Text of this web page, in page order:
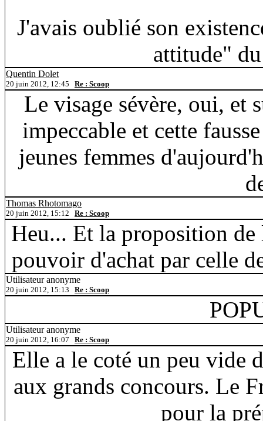
J'avais oublié son
attitude"
Quentin Dolet
20 juin 2012, 12:45 Re : Scoop
Le visage sévère, oui, et
impeccable et cette
jeunes femmes
Thomas Rhotomago
20 juin 2012, 15:12 Re : Scoop
Heu... Et la proposition
pouvoir d'achat par celle
Utilisateur anonyme
20 juin 2012, 15:13 Re : Scoop
Utilisateur anonyme
20 juin 2012, 16:07 Re : Scoop
Elle a le coté un peu vide
aux grands concours. Le
pour la